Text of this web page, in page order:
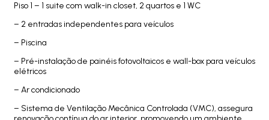
Piso 1 – 1 suite com walk-in closet, 2 quartos e 1 WC
– 2 entradas independentes para veículos
– Piscina
– Pré-instalação de painéis fotovoltaicos e wall-box para veículos
elétricos
– Ar condicionado
– Sistema de Ventilação Mecânica Controlada (VMC), assegura